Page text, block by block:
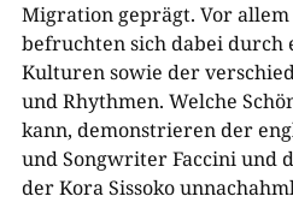
Migration geprägt. Vor allem
befruchten sich dabei durch
Kulturen sowie der
und Rhythmen. Welche
kann, demonstrieren der
und Songwriter Faccini und
der Kora Sissoko